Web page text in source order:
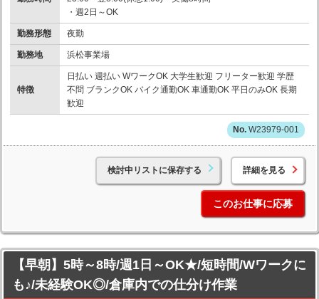
・週2日～OK
勤務形態 夜勤
勤務地 浜松事業場
特徴
日払い 週払い WワークOK 大学生歓迎 フリーター歓迎 学歴
不問 ブランクOK バイク通勤OK 車通勤OK 平日のみOK 長期
歓迎
W23979-001
検討中リストに保存する 詳細を見る
このお仕事に応募
【早朝】5時～8時/週1日～OK★/短時間/Wワークに
も♪/未経験OK◎/倉庫内での仕分け作業